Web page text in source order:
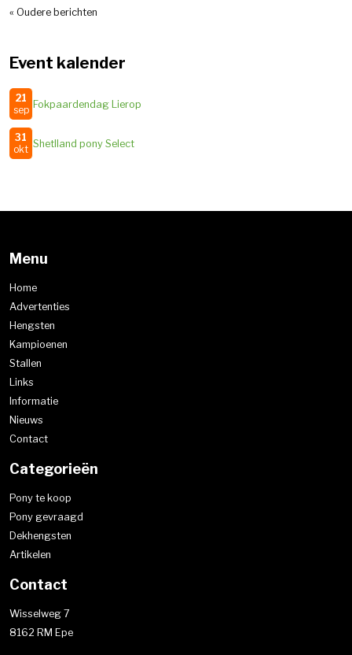
« Oudere berichten
Event kalender
21
sep Fokpaardendag Lierop
31
okt Shetlland pony Select
Menu
Home
Advertenties
Hengsten
Kampioenen
Stallen
Links
Informatie
Nieuws
Contact
Categorieën
Pony te koop
Pony gevraagd
Dekhengsten
Artikelen
Contact
Wisselweg 7
8162 RM Epe